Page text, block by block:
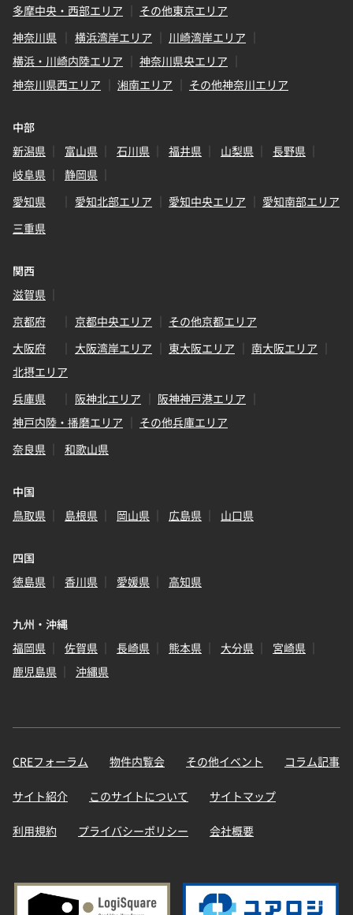
多摩中央・西部エリア
その他東京エリア
神奈川県
横浜湾岸エリア
川崎湾岸エリア
横浜・川崎内陸エリア
神奈川県央エリア
神奈川県西エリア
湘南エリア その他神奈川エリア
中部
新潟県
富山県 石川県 福井県 山梨県
長野県
岐阜県
静岡県
愛知県
愛知北部エリア 愛知中央エリア
愛知南部エリア
三重県
関西
滋賀県
京都府
京都中央エリア
その他京都エリア
大阪府
大阪湾岸エリア 東大阪エリア
南大阪エリア
北摂エリア
兵庫県
阪神北エリア
阪神神戸港エリア
神戸内陸・播磨エリア
その他兵庫エリア
奈良県
和歌山県
中国
鳥取県
島根県 岡山県 広島県 山口県
四国
徳島県
香川県 愛媛県 高知県
九州・沖縄
福岡県
佐賀県 長崎県 熊本県 大分県
宮崎県
鹿児島県
沖縄県
CREフォーラム 物件内覧会 その他イベント コラム記事
サイト紹介 このサイトについて サイトマップ
利用規約 プライバシーポリシー 会社概要